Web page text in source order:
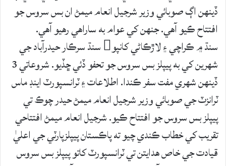
ڏينهن اڳ صوبائي وزير شرجيل انعام ميمڻ ان بس سروس جو
افتتاح ڪيو آهي. جنهن کي عوام به ساراهي رهيو آهي.
سنڌ ۾ ڪراچي ۽ لاڙڪاڻي کانپو سنڌ سرڪار حيدرآباد جي
شهرين کي به پيپلز بس سروس جو تحفو ڏئي ڇڏيو. شروعاتي 3
ڏينهن شهري مفت سفر ڪندا. اطلاعات ۽ ٽرانسپورٽ اينڊ ماس
ٽرانزٽ جي صوبائي وزير شرجيل انعام ميمڻ حيدر چوڪ تي
پيپلز بس سروس جو افتتاح ڪيو. شرجيل انعام ميمڻ افتتاحي
تقريب کي خطاب ڪندي چيو ته پاڪستان پيپلزپارٽي جي اعليٰ
قيادت جي خاص هدايتن تي ٽرانسپورٽ کاتو پيپلز بس سروس